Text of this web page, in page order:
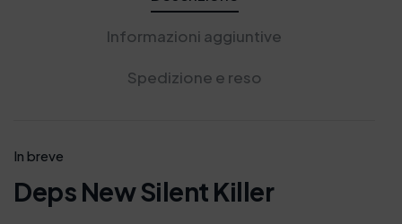
Informazioni aggiuntive
Spedizione e reso
In breve
Deps New Silent Killer